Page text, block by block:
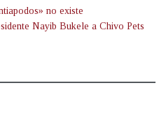
no existe
Nayib Bukele a Chivo Pets